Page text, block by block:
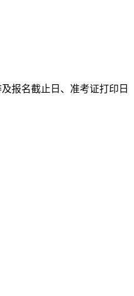
报名截止日、准考证打印日